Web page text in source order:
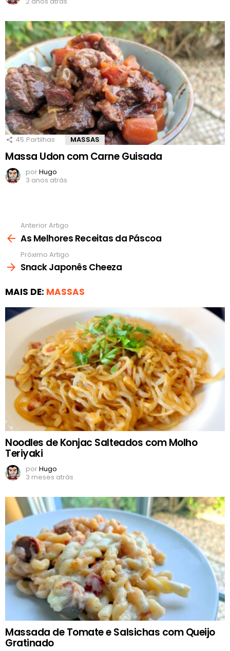
45 Partilhas MASSAS
Massa Udon com Carne Guisada
porHugo
3 anos atrás
mais
Anterior Artigo
As Melhores Receitas da Páscoa
Próximo Artigo
Snack Japonês Cheeza
MAIS DE: MASSAS
Noodles de Konjac Salteados com Molho
Teriyaki
porHugo
3 meses atrás
Massada de Tomate e Salsichas com Queijo
Gratinado